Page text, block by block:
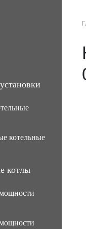
с ручной
с
топлива
модульные
(нефть)
котельные
с
с
топлива
котлы